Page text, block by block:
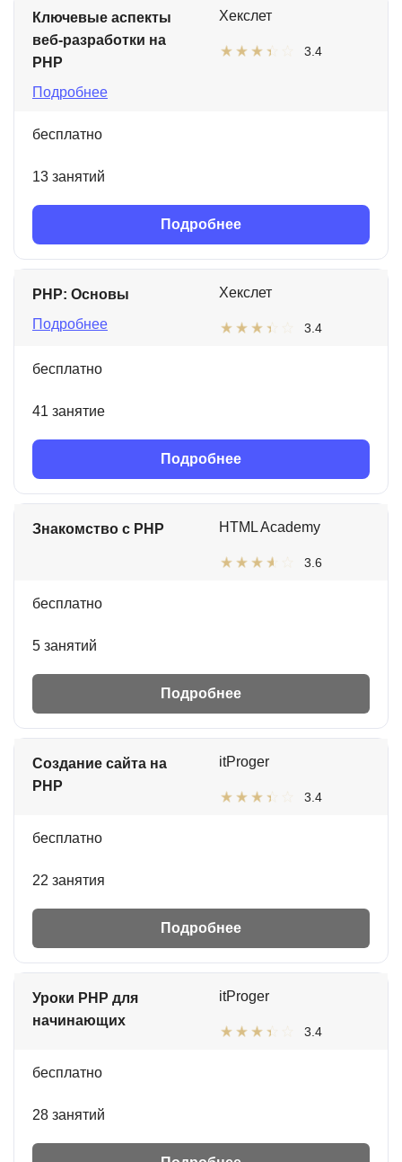
Ключевые аспекты
веб-разработки на
PHP
Подробнее
Хекслет
3.4
бесплатно
13 занятий
Подробнее
PHP: Основы
Подробнее
Хекслет
3.4
бесплатно
41 занятие
Подробнее
Знакомство с PHP HTML Academy
3.6
бесплатно
5 занятий
Подробнее
Создание сайта на
PHP
itProger
3.4
бесплатно
22 занятия
Подробнее
Уроки PHP для
начинающих
itProger
3.4
бесплатно
28 занятий